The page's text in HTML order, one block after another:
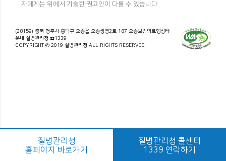
자에게는 위에서 기술한 권고안이 다를 수 있습니다.
(28159) 충북 청주시 흥덕구 오송읍 오송생명2로 187 오송보건의료행정타
운내 질병관리청 ☎1339
COPYRIGHT © 2019 질병관리청 ALL RIGHTS RESERVED.
질병관리청
홈페이지 바로가기
질병관리청 콜센터
1339 연락하기